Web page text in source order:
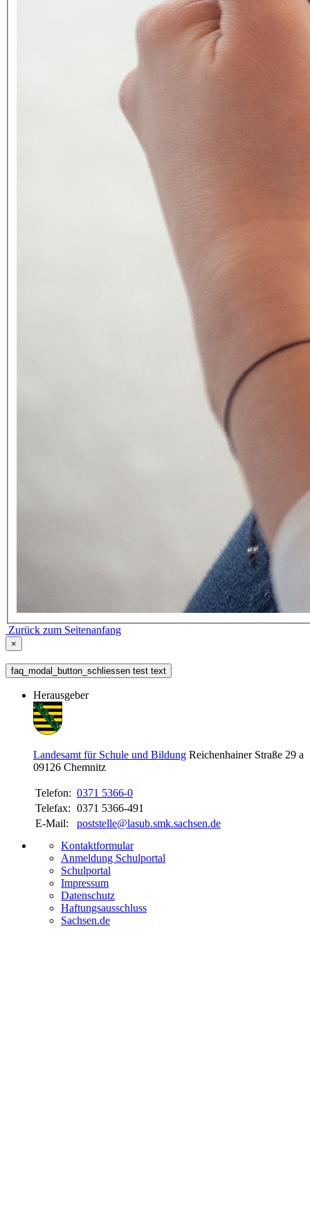
Zurück zum Seitenanfang
×
faq_modal_button_schliessen test text
Herausgeber
Landesamt für Schule und Bildung Reichenhainer Straße 29 a
09126 Chemnitz
Telefon: 0371 5366-0
Telefax: 0371 5366-491
E-Mail:
poststelle@lasub.smk.sachsen.de
Kontaktformular
Anmeldung Schulportal
Schulportal
Impressum
Datenschutz
Haftungsausschluss
Sachsen.de